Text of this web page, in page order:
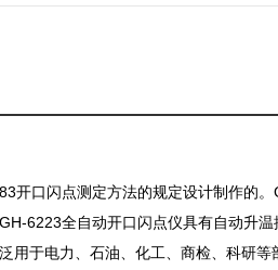
开口闪点测定方法的规定设计制作的。
6223全自动开口闪点仪具有自动升温
于电力、石油、化工、商检、科研等